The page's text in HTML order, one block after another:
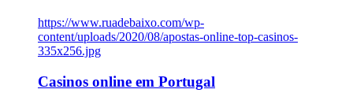
https://www.ruadebaixo.com/wp-
content/uploads/2020/08/apostas-online-top-casinos-
335x256.jpg
Casinos online em Portugal